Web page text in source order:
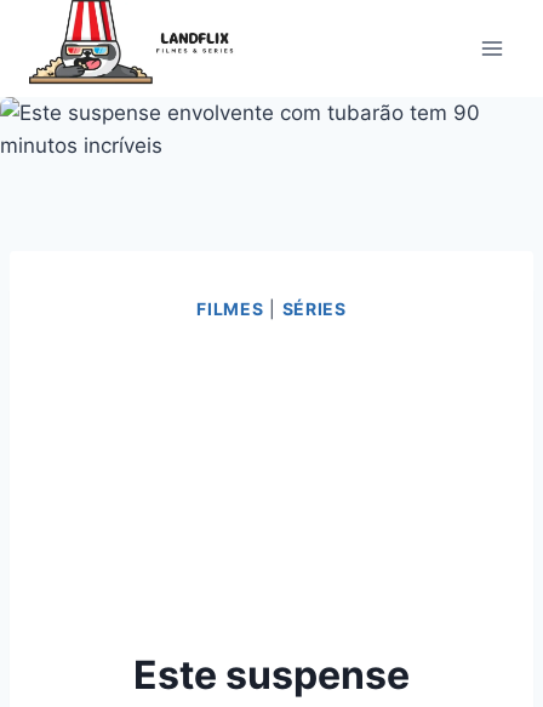
Conteúdo
FILMES SÉRIES
Este suspense